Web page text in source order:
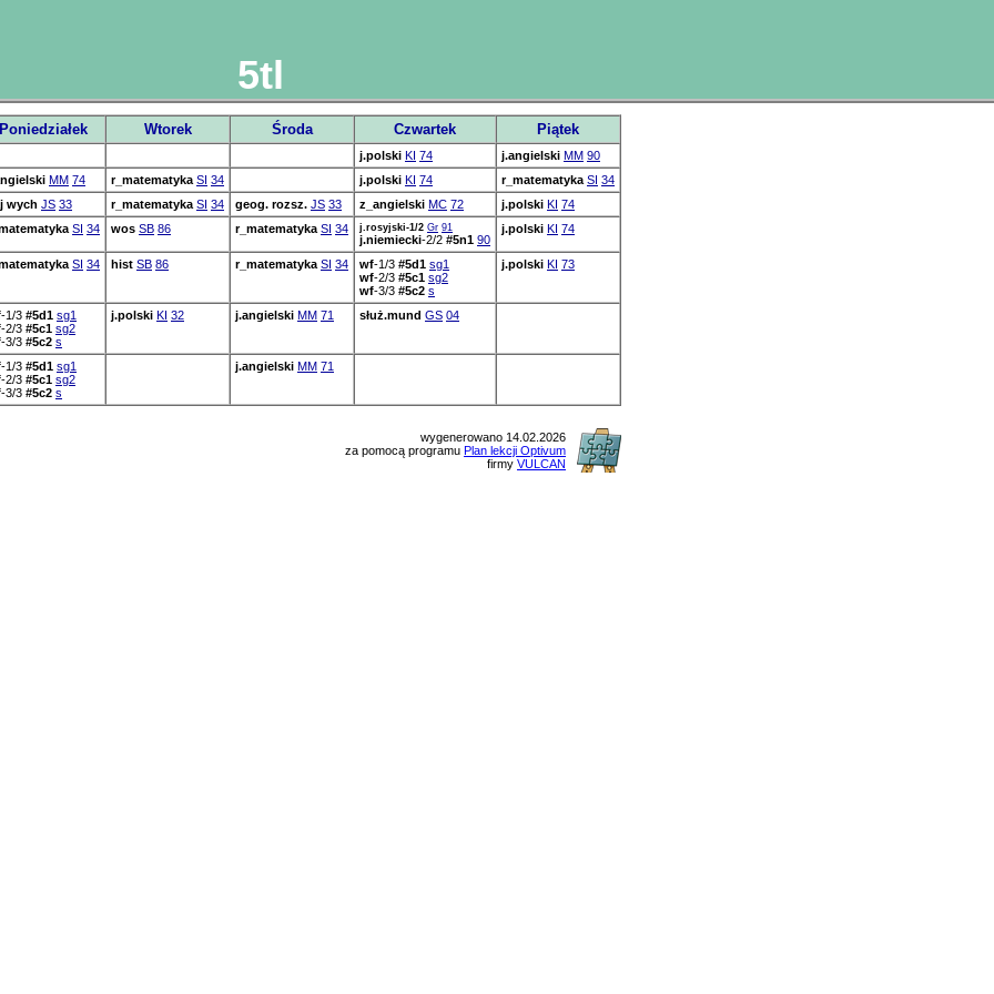
5tl
Poniedziałek Wtorek Środa Czwartek Piątek
j.polski KI 74 j.angielski MM 90
MM 74 r_matematyka SI 34 j.polski KI 74 r_matematyka SI 34
wych JS 33 r_matematyka SI 34 geog. rozsz. JS 33 z_angielski MC 72 j.polski KI 74
SI 34 wos SB 86 r_matematyka SI 34 j.rosyjski-1/2 Gr 91
j.niemiecki-2/2 #5n1 90
j.polski KI 74
SI 34 hist SB 86 r_matematyka SI 34 wf-1/3 #5d1 sg1
wf-2/3 #5c1 sg2
wf-3/3 #5c2 s
j.polski KI 73
-1/3 #5d1 sg1
-2/3 #5c1 sg2
-3/3 #5c2 s
j.polski KI 32 j.angielski MM 71 służ.mund GS 04
-1/3 #5d1 sg1
-2/3 #5c1 sg2
-3/3 #5c2 s
j.angielski MM 71
wygenerowano 14.02.2026
za pomocą programu Plan lekcji Optivum
firmy VULCAN